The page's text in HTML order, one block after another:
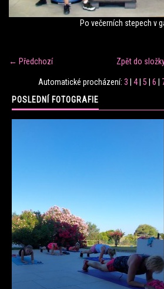
VÝŽIVOVÉ PORADENSTVÍ
VERONIKA FRÁNOVÁ
FIT CLUB VERONIKA
KE STAŽENÍ
CENÍK
Po večerních stepech v
← Předchozí Zpět do
Automatické procházení: 3 4| 5 6
POSLEDNÍ FOTOGRAFIE